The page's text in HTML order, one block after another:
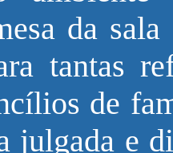
da
tantas
de
julgada e